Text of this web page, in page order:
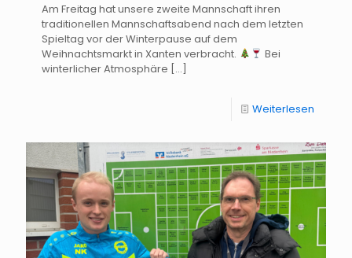
Am Freitag hat unsere zweite Mannschaft ihren
traditionellen Mannschaftsabend nach dem letzten
Spieltag vor der Winterpause auf dem
Weihnachtsmarkt in Xanten verbracht.
Bei
winterlicher Atmosphäre […]
Weiterlesen